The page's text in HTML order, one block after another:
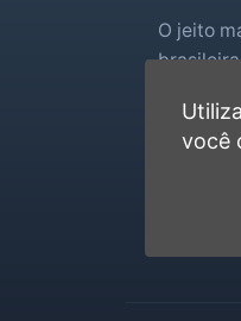
O jeito
real.
você